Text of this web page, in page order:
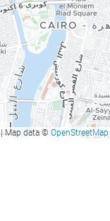
|Map data © OpenStreetMap